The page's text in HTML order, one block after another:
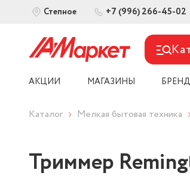
Степное +7 (996) 266-45-02
АКЦИИ МАГАЗИНЫ
Каталог Мелкая бытовая техника
Триммер